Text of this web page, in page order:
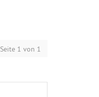
Seite 1 von 1